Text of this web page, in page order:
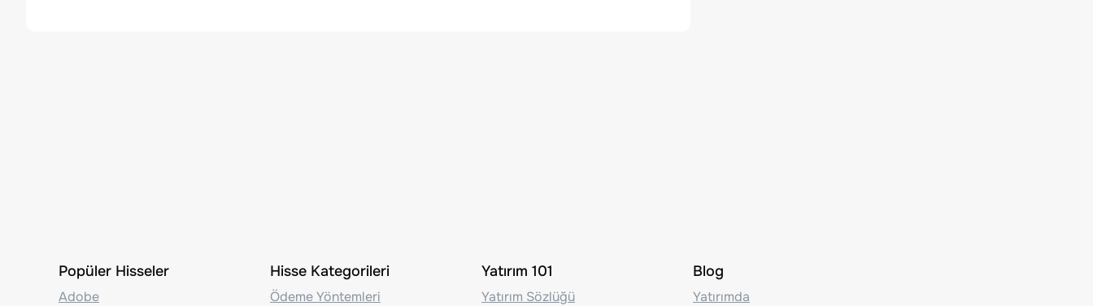
Popüler Hisseler
Adobe
Hisse Kategorileri
Ödeme Yöntemleri
Yatırım 101
Yatırım Sözlüğü
Blog
Yatırımda